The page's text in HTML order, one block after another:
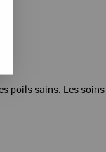
poils sains. Les